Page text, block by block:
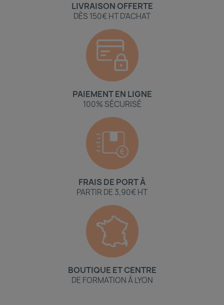
LIVRAISON OFFERTE
DÈS 150€ HT D'ACHAT
PAIEMENT EN LIGNE
100% SÉCURISÉ
FRAIS DE PORT À
PARTIR DE 3,90€ HT
BOUTIQUE ET CENTRE
DE FORMATION À LYON